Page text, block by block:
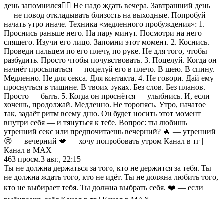
день запомнился👇🏻 Не надо ждать вечера. Завтрашний день
— не повод откладывать близость на выходные. Попробуй
начать утро иначе. Техника «медленного пробуждения»: 1.
Проснись раньше него. На пару минут. Посмотри на него
спящего. Изучи его лицо. Запомни этот момент. 2. Коснись.
Проведи пальцем по его плечу, по руке. Не для того, чтобы
разбудить. Просто чтобы почувствовать. 3. Поцелуй. Когда он
начнёт просыпаться — поцелуй его в плечо. В шею. В спину.
Медленно. Не для секса. Для контакта. 4. Не говори. Дай ему
проснуться в тишине. В твоих руках. Без слов. Без планов.
Просто — быть. 5. Когда он проснётся — улыбнись. И, если
хочешь, продолжай. Медленно. Не торопясь. Утро, начатое
так, задаёт ритм всему дню. Он будет носить этот момент
внутри себя — и тянуться к тебе. Вопрос: ты любишь
утренний секс или предпочитаешь вечерний? 🔥 — утренний
😢 — вечерний 💋 — хочу попробовать утром Канал в тг |
Канал в МАХ
463 просм.3 авг., 22:15
Ты не должна держаться за того, кто не держится за тебя. Ты
не должна ждать того, кто не идёт. Ты не должна любить того,
кто не выбирает тебя. Ты должна выбрать себя. ❤️ — если